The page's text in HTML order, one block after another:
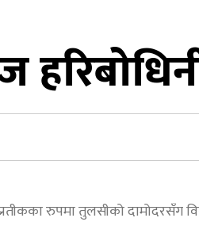
रुपमा तुलसीको दामोदरसँग